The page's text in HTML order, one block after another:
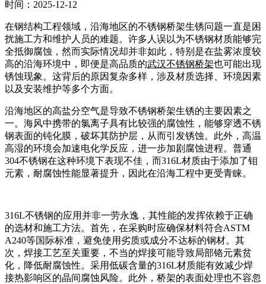
时间：2025-12-12
在钢结构工程领域，沿海地区的不锈钢桥架生锈问题一直是困
扰施工方和维护人员的难题。许多人误以为不锈钢材质能够完
全抵御腐蚀，然而实际情况却并非如此，特别是在盐雾浓度较
高的沿海环境中，即便是高品质的武汉不锈钢桥架也可能出现
锈蚀现象。这背后的原因复杂多样，涉及材质选择、环境因素
以及安装维护等多个方面。
沿海地区的高盐分空气是导致不锈钢桥架生锈的主要因素之
一。海风中携带的氯离子具有比较强的腐蚀性，能够穿透不锈
钢表面的钝化膜，破坏其防护层，从而引发锈蚀。此外，高温
高湿的环境会加速电化学反应，进一步加剧腐蚀进程。普通
304不锈钢在这种环境下表现不佳，而316L材质由于添加了钼
元素，耐腐蚀性能显著提升，因此在沿海工程中更受青睐。
316L不锈钢的应用并非一劳永逸，其性能的发挥依赖于正确
的选材和施工方法。首先，在采购时应确保材料符合ASTM
A240等国际标准，避免使用劣质或成分不达标的钢材。其
次，焊接工艺至关重要，不当的焊接可能导致局部铬元素贫
化，降低耐腐蚀性。采用低碳含量的316L材质能有效减少焊
接热影响区的晶间腐蚀风险。此外，桥架的表面处理也不容忽